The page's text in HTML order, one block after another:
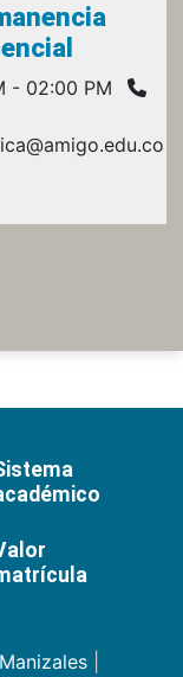
PM
Manizales